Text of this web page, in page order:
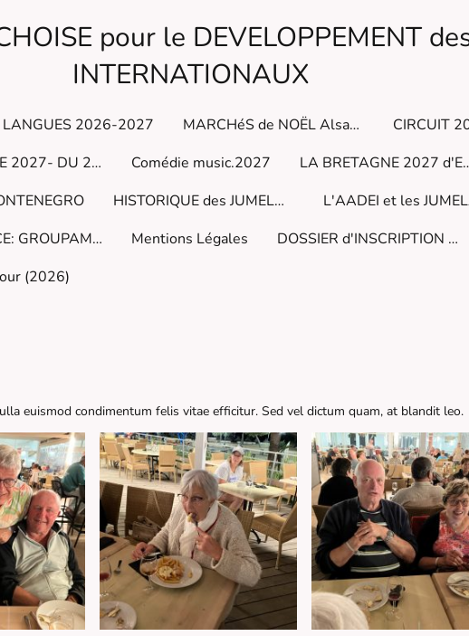
pour le DEVELOPPEMENT
INTERNATIONAUX
LANGUES 2026-2027 MARCHéS de NOËL Alsaciens
LANZAROTE 2027- DU 23 au 30 JAN Comédie music.2027
LA BRETAGNE
HISTORIQUE des JUMELAGES du début à cejour
ASSURANCE: GROUPAMA COHESION ARCANGE Mentions Légales
DOSSIER d'INSCRIPTION à l'AADEI ( à imprimer)
(2026)
euismod condimentum felis vitae efficitur. Sed vel dictum quam, at blandit leo.